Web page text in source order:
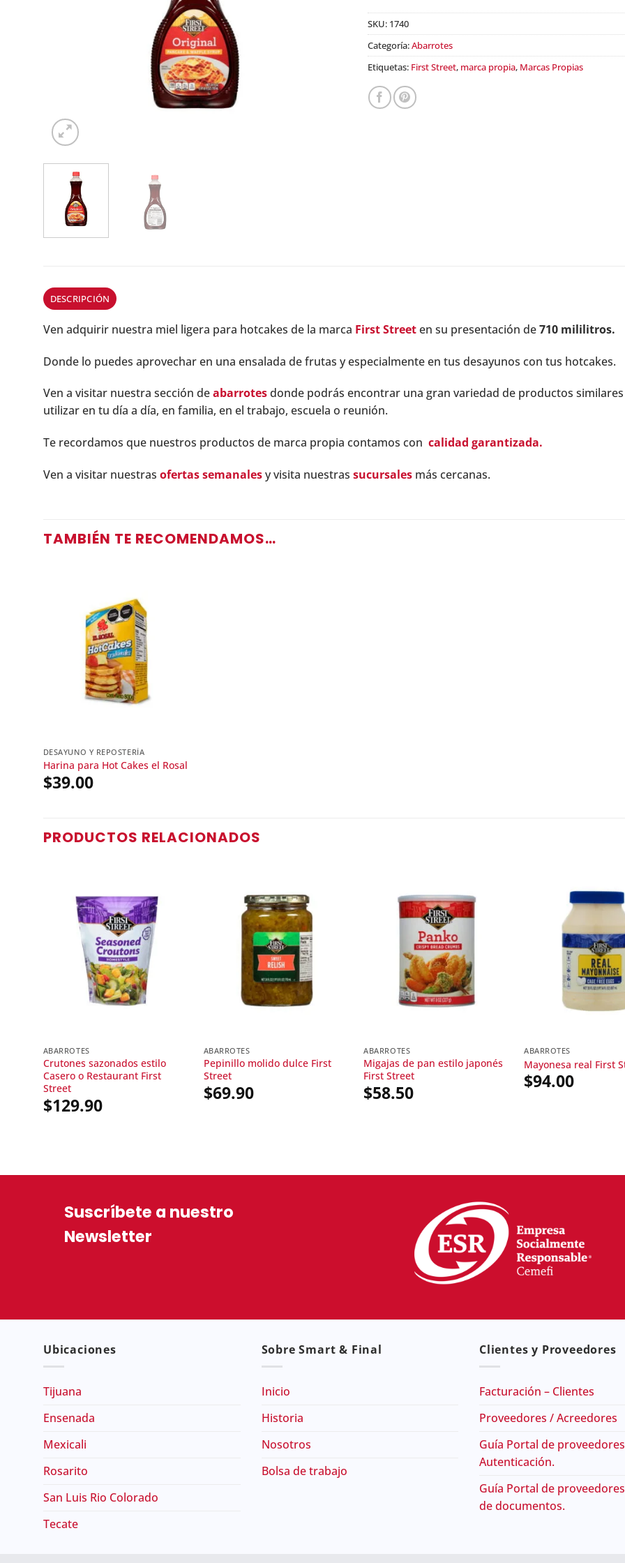
SKU: 1740
Categoría:Abarrotes
Etiquetas: First Street, marca propia, Marcas Propias
DESCRIPCIÓN
Ven adquirir nuestra miel ligera para hotcakes de la marca First Streeten su presentación de710 mililitros.
Donde lo puedes aprovechar en una ensalada de frutas y especialmente en tus desayunos con tus hotcakes.
Ven a visitar nuestra sección deabarrotesdonde podrás encontrar una gran variedad de productos
utilizar en tu día a día, en familia, en el trabajo, escuela o reunión.
Te recordamos que nuestros productos de marca propia contamos con calidad garantizada.
Ven a visitar nuestras ofertas semanalesy visita nuestras sucursales más cercanas.
TAMBIÉN TE RECOMENDAMOS…
DESAYUNO Y REPOSTERÍA
Harina para Hot Cakes el Rosal
$39.00
PRODUCTOS RELACIONADOS
ABARROTES
Crutones sazonados estilo
Casero o Restaurant First
Street
$129.90
ABARROTES
Pepinillo molido dulce First
Street
$69.90
ABARROTES
Migajas de pan estilo japonés
First Street
$58.50
ABARROTES
Mayonesa real First
$94.00
Suscríbete a nuestro
Newsletter
Ubicaciones
Tijuana
Ensenada
Mexicali
Rosarito
San Luis Rio Colorado
Tecate
Sobre Smart & Final
Inicio
Historia
Nosotros
Bolsa de trabajo
Clientes y Proveedores
Facturación – Clientes
Proveedores / Acreedores
Guía Portal de
Autenticación.
Guía Portal de
de documentos.